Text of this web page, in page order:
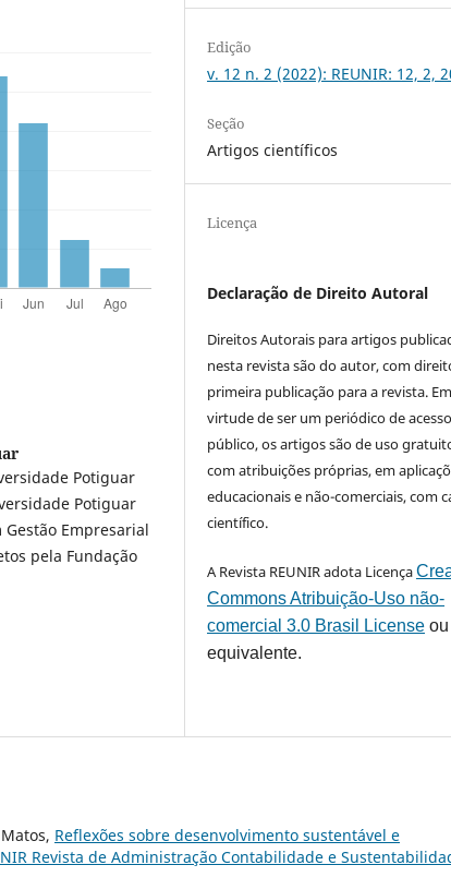
Potiguar
Potiguar
Empresarial
pela Fundação
Edição
v. 12 n. 2 (2022): REUNIR: 12, 2,
Seção
Artigos científicos
Licença
Declaração de Direito Autoral
Direitos Autorais para artigos
nesta revista são do autor, com
primeira publicação para a revista. Em
virtude de ser um periódico de acesso
público, os artigos são de uso
com atribuições próprias, em
educacionais e não-comerciais, com
científico.
A Revista REUNIR adota Licença
Commons Atribuição-Uso não-
comercial 3.0 Brasil License
equivalente.
Reflexões sobre desenvolvimento sustentável e
Revista de Administração Contabilidade e